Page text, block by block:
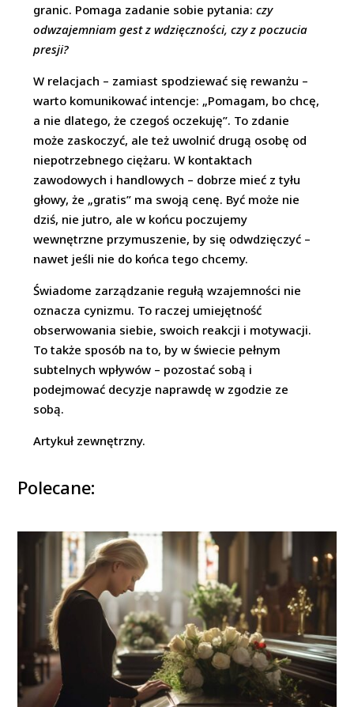
granic. Pomaga zadanie sobie pytania:czy
odwzajemniam gest z wdzięczności, czy z poczucia
presji?
W relacjach – zamiast spodziewać się rewanżu –
warto komunikować intencje: „Pomagam, bo chcę,
a nie dlatego, że czegoś oczekuję”. To zdanie
może zaskoczyć, ale też uwolnić drugą osobę od
niepotrzebnego ciężaru. W kontaktach
zawodowych i handlowych – dobrze mieć z tyłu
głowy, że „gratis” ma swoją cenę. Być może nie
dziś, nie jutro, ale w końcu poczujemy
wewnętrzne przymuszenie, by się odwdzięczyć –
nawet jeśli nie do końca tego chcemy.
Świadome zarządzanie regułą wzajemności nie
oznacza cynizmu. To raczej umiejętność
obserwowania siebie, swoich reakcji i motywacji.
To także sposób na to, by w świecie pełnym
subtelnych wpływów – pozostać sobą i
podejmować decyzje naprawdę w zgodzie ze
sobą.
Artykuł zewnętrzny.
Polecane: